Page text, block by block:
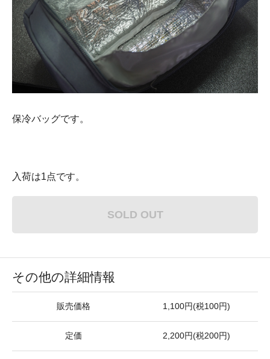
保冷バッグです。
入荷は1点です。
SOLD OUT
その他の詳細情報
販売価格 1,100円(税100円)
定価 2,200円(税200円)